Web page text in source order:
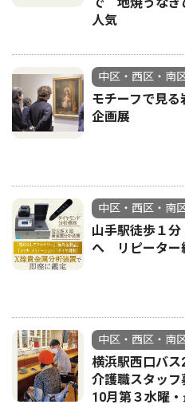
人気
中区・西区・南
モチーフで見
企画展
中区・西区・南
山手駅徒歩１
へ リピーター
中区・西区・南
横浜駅西口バ
介護職スタッ
10月第３水曜